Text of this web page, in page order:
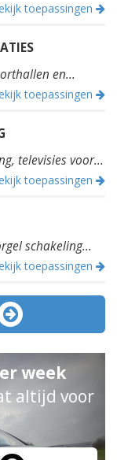
toepassingen
en...
toepassingen
televisies voor...
toepassingen
schakeling...
toepassingen
week
altijd voor